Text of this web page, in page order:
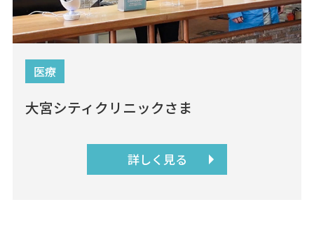
医療
大宮シティクリニックさま
詳しく見る